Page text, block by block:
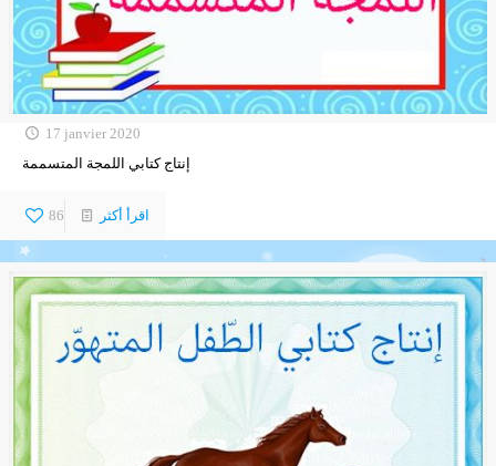
17 janvier 2020
إنتاج كتابي اللمجة المتسممة
86 اقرأ أكثر